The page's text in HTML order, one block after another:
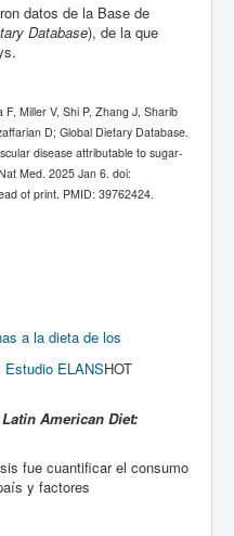
datos de la Base de
Database), de la que
Miller V, Shi P, Zhang J, Sharib
D; Global Dietary Database.
disease attributable to sugar-
Med. 2025 Jan 6. doi:
of print. PMID: 39762424.
a la dieta de los
ELANSHOT
American Diet:
fue cuantificar el consumo
y factores